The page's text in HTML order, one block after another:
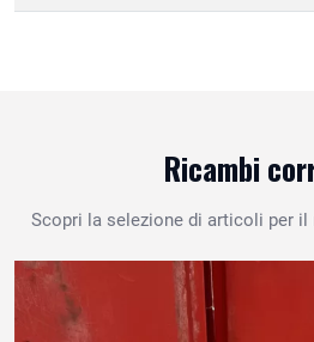
Ricambi
Scopri la selezione di articoli per